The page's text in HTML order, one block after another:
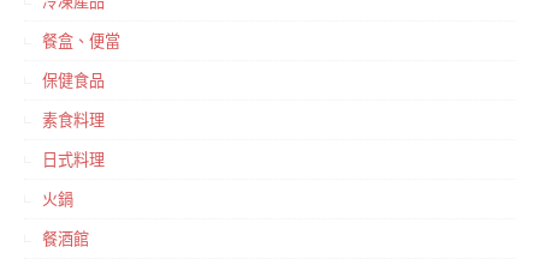
餐盒、便當
保健食品
素食料理
日式料理
火鍋
餐酒館